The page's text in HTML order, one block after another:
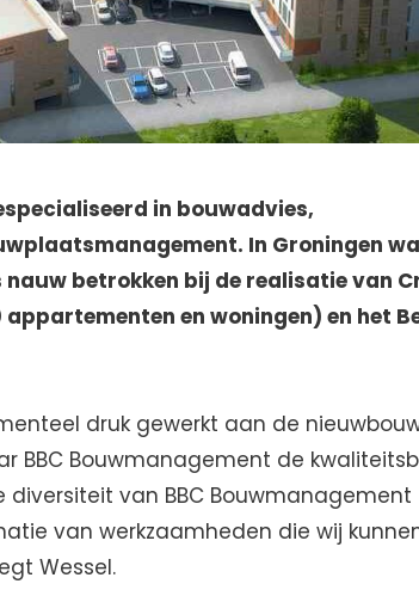
in bouwadvies,
In Groningen
betrokken bij de realisatie van
en woningen) en het
druk gewerkt aan de
BBC Bouwmanagement de
diversiteit van BBC Bouwmanagement
van werkzaamheden die wij
Wessel.